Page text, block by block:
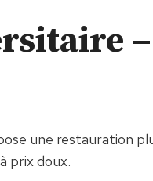
une restauration
prix doux.